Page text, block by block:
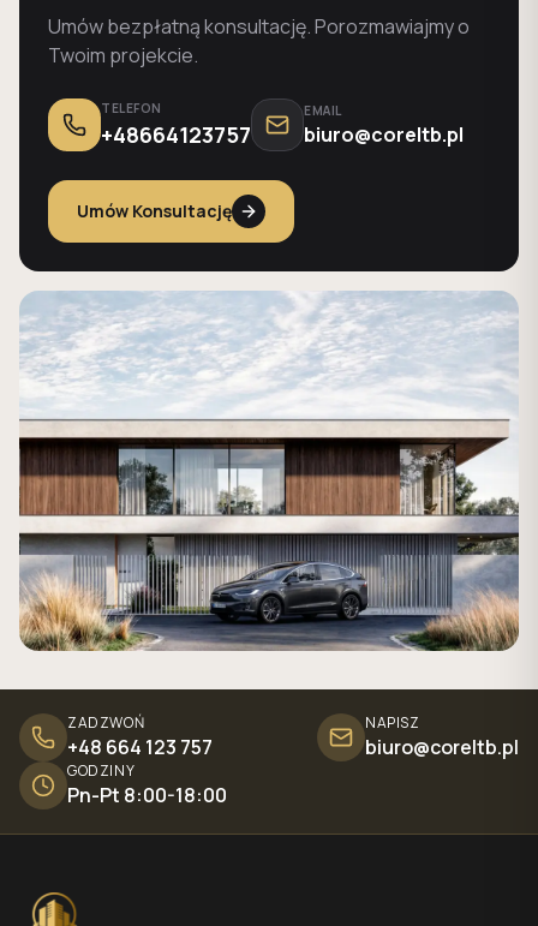
Umów bezpłatną konsultację. Porozmawiajmy o
Twoim projekcie.
TELEFON
+48664123757
EMAIL
biuro@coreltb.pl
Umów Konsultację
ZADZWOŃ
+48 664 123 757
NAPISZ
biuro@coreltb.pl
GODZINY
Pn-Pt 8:00-18:00